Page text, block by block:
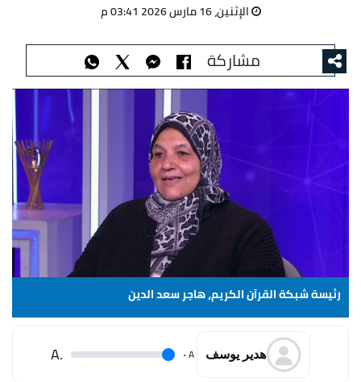
الإثنين، 16 مارس 2026 03:41 م
مشاركة
رئيسة شبكة القرآن الكريم، هاجر سعد الدين
هدير يوسف A
.
.A